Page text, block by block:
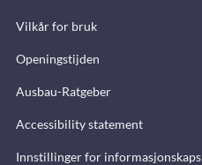
Vilkår for bruk
Openingstijden
Ausbau-Ratgeber
Accessibility statement
Innstillinger for